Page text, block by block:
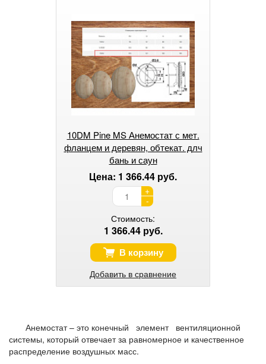
10DM Pine MS Анемостат с мет.
фланцем и деревян, обтекат. длч
бань и саун
Цена: 1 366.44 руб.
+
-
Стоимость:
1 366.44 руб.
В корзину
Добавить в сравнение
Анемостат – это конечный элемент вентиляционной
системы, который отвечает за равномерное и качественное
распределение воздушных масс.